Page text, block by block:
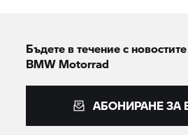
Бъдете в течение с
BMW Motorrad
АБОНИРАНЕ ЗА